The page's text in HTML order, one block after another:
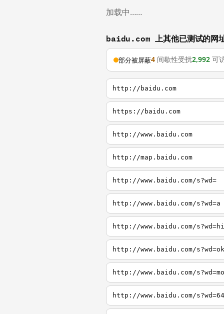
加载中……
baidu.com 上其他已测试的网
部分被屏蔽4 间歇性受扰2,992 可
http://baidu.com
https://baidu.com
http://www.baidu.com
http://map.baidu.com
http://www.baidu.com/s?wd=
http://www.baidu.com/s?wd=a
http://www.baidu.com/s?wd=hi
http://www.baidu.com/s?wd=ok
http://www.baidu.com/s?wd=mo
http://www.baidu.com/s?wd=64